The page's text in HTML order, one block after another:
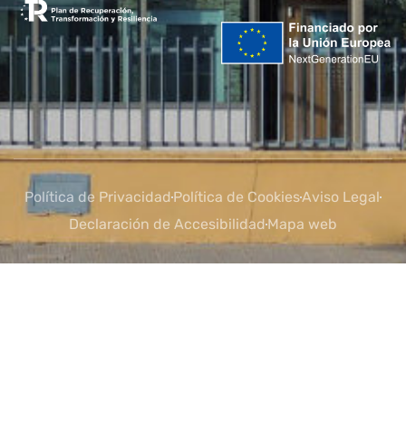
Política de Privacidad Política de CookiesAviso Legal
Declaración de Accesibilidad Mapa web